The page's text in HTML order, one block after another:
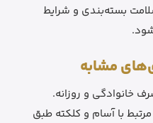
بسته‌بندی و شرایط
مشابه
با آسام و کلکته طبق